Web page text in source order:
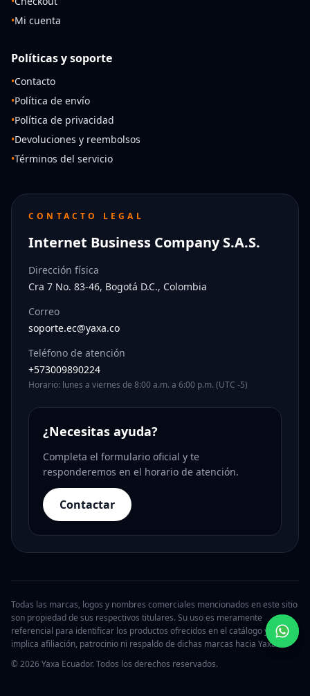
•Mi cuenta
Políticas y soporte
•Contacto
•Política de envío
•Política de privacidad
•Devoluciones y reembolsos
•Términos del servicio
CONTACTO LEGAL
Internet Business Company S.A.S.
Dirección física
Cra 7 No. 83-46, Bogotá D.C., Colombia
Correo
soporte.ec@yaxa.co
Teléfono de atención
+573009890224
Horario: lunes a viernes de 8:00 a.m. a 6:00 p.m. (UTC -5)
¿Necesitas ayuda?
Completa el formulario oficial y te
responderemos en el horario de atención.
Contactar
Todas las marcas, logos y nombres comerciales mencionados en este sitio
son propiedad de sus respectivos titulares. Su uso es meramente
referencial para identificar los productos ofrecidos en el catálogo y no
implica afiliación, patrocinio ni respaldo de dichas marcas hacia Yaxa.
© 2026 Yaxa Ecuador. Todos los derechos reservados.